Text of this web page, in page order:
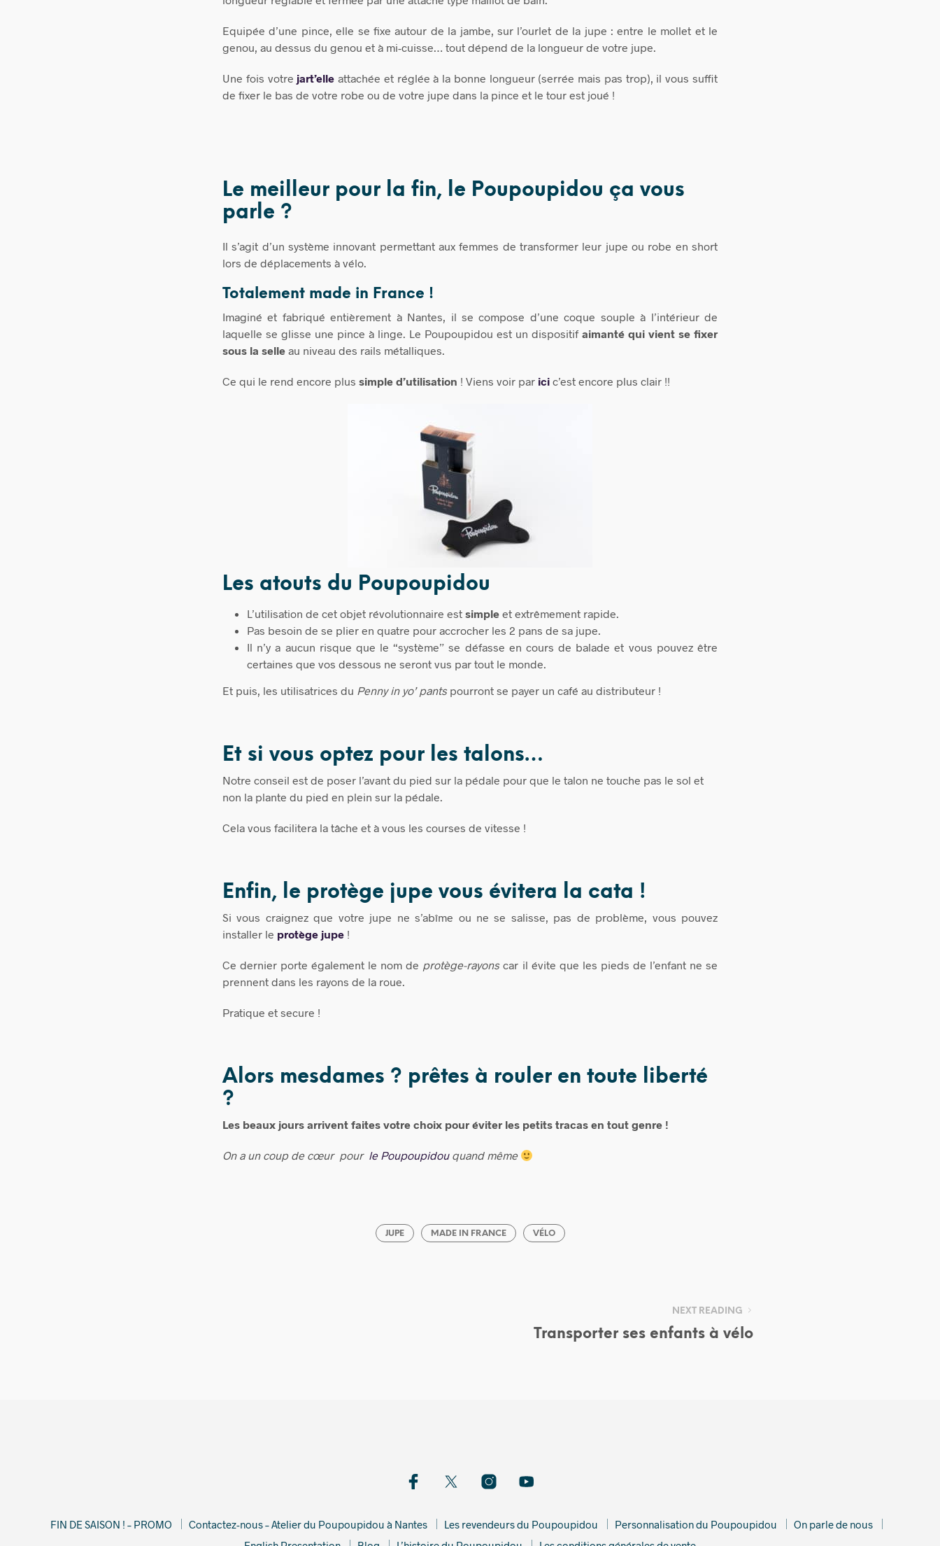
Equipée d’une pince, elle se fixe autour de la jambe, sur l’ourlet de la jupe : entre le mollet et le
genou, au dessus du genou et à mi-cuisse… tout dépend de la longueur de votre jupe.
Une fois votre jart’elle attachée et réglée à la bonne longueur (serrée mais pas trop), il vous suffit
de fixer le bas de votre robe ou de votre jupe dans la pince et le tour est joué !
Le meilleur pour la fin, le Poupoupidou ça vous
parle ?
Il s’agit d’un système innovant permettant aux femmes de transformer leur jupe ou robe en short
lors de déplacements à vélo.
Totalement made in France !
Imaginé et fabriqué entièrement à Nantes, il se compose d’une coque souple à l’intérieur de
laquelle se glisse une pince à linge. Le Poupoupidou est un dispositif aimanté qui vient se fixer
sous la selle au niveau des rails métalliques.
Ce qui le rend encore plus simple d’utilisation ! Viens voir par ici c’est encore plus clair !!
Les atouts du Poupoupidou
L’utilisation de cet objet révolutionnaire est simple et extrêmement rapide.
Pas besoin de se plier en quatre pour accrocher les 2 pans de sa jupe.
Il n’y a aucun risque que le “système” se défasse en cours de balade et vous pouvez être
certaines que vos dessous ne seront vus par tout le monde.
Et puis, les utilisatrices du Penny in yo’ pants pourront se payer un café au distributeur !
Et si vous optez pour les talons…
Notre conseil est de poser l’avant du pied sur la pédale pour que le talon ne touche pas le sol et
non la plante du pied en plein sur la pédale.
Cela vous facilitera la tâche et à vous les courses de vitesse !
Enfin, le protège jupe vous évitera la cata !
Si vous craignez que votre jupe ne s’abîme ou ne se salisse, pas de problème, vous pouvez
installer le protège jupe !
Ce dernier porte également le nom de protège-rayons car il évite que les pieds de l’enfant ne se
prennent dans les rayons de la roue.
Pratique et secure !
Alors mesdames ? prêtes à rouler en toute liberté
?
Les beaux jours arrivent faites votre choix pour éviter les petits tracas en tout genre !
On a un coup de cœur pour le Poupoupidouquand même
JUPE MADE IN FRANCE VÉLO
NEXT READING
Transporter ses enfants à vélo
FIN DE SAISON ! – PROMO Contactez-nous – Atelier du Poupoupidou à Nantes Les revendeurs du Poupoupidou Personnalisation du Poupoupidou
On parle de nous